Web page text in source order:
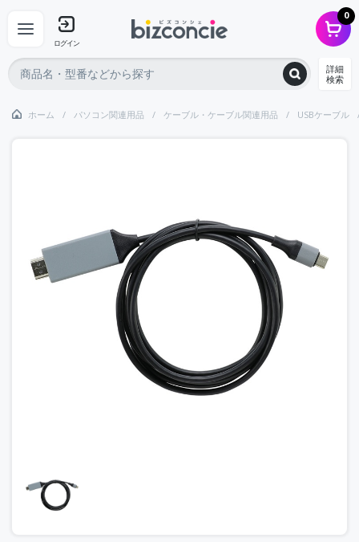
ログイン
0
詳細
検索
ホーム パソコン関連用品 ケーブル・ケーブル関連用品 USBケーブル